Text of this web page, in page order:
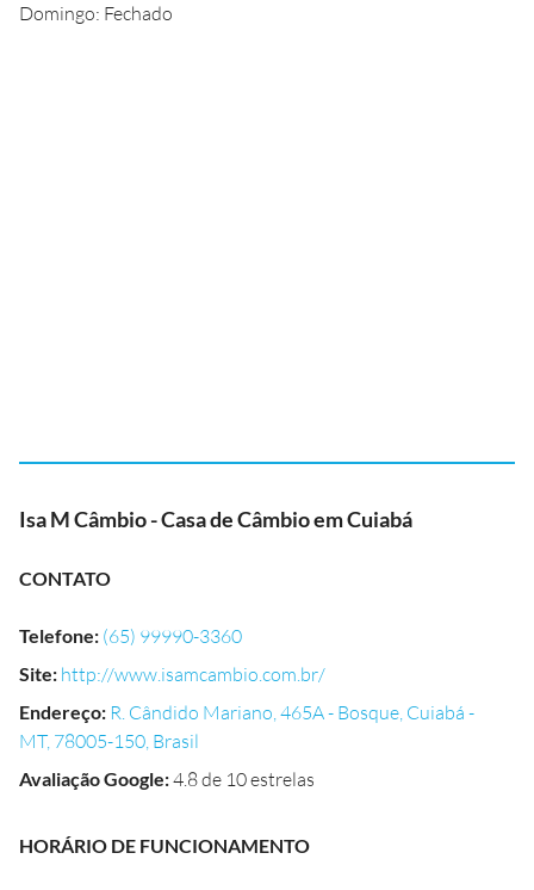
Domingo: Fechado
Isa M Câmbio - Casa de Câmbio em Cuiabá
CONTATO
Telefone: (65) 99990-3360
Site: http://www.isamcambio.com.br/
Endereço: R. Cândido Mariano, 465A - Bosque, Cuiabá -
MT, 78005-150, Brasil
Avaliação Google:4.8 de 10 estrelas
HORÁRIO DE FUNCIONAMENTO